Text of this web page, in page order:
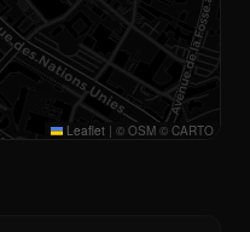
Leaflet | © OSM © CARTO